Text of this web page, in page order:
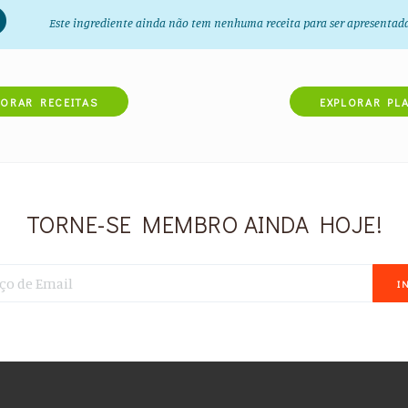
Este ingrediente ainda não tem nenhuma receita para ser
RECEITAS EXPLORAR
TORNE-SE MEMBRO AINDA HOJE!